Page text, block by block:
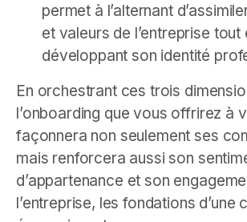
permet à l’alternant
et valeurs de l’entreprise tout
développant son identité
En orchestrant ces trois
l’onboarding que vous offrirez à
façonnera non seulement ses
mais renforcera aussi son
d’appartenance et son
l’entreprise, les fondations d’une